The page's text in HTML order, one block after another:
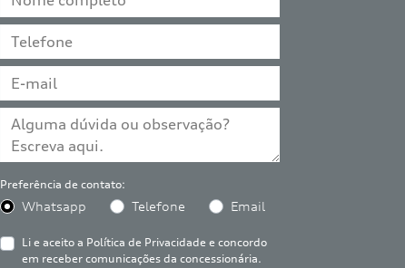
Preferência de contato:
Whatsapp Telefone Email
Li e aceito a Política de Privacidade e concordo
em receber comunicações da concessionária.